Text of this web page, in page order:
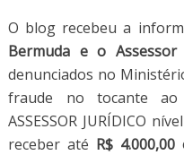
O blog recebeu a
Bermuda e o Assessor
denunciados no
fraude no tocante
ASSESSOR JURÍDICO
receber até R$